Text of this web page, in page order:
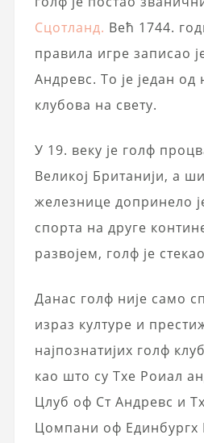
Сцотланд. Већ 1744.
правила игре записао
Андревс. То је један од
клубова на свету.
У 19. веку је голф
Великој Британији, а
железнице допринело
спорта на друге
развојем, голф је
Данас голф није само
израз културе и
најпознатијих голф
као што су Тхе Роиал
Цлуб оф Ст Андревс и
Цомпани оф Единбургх